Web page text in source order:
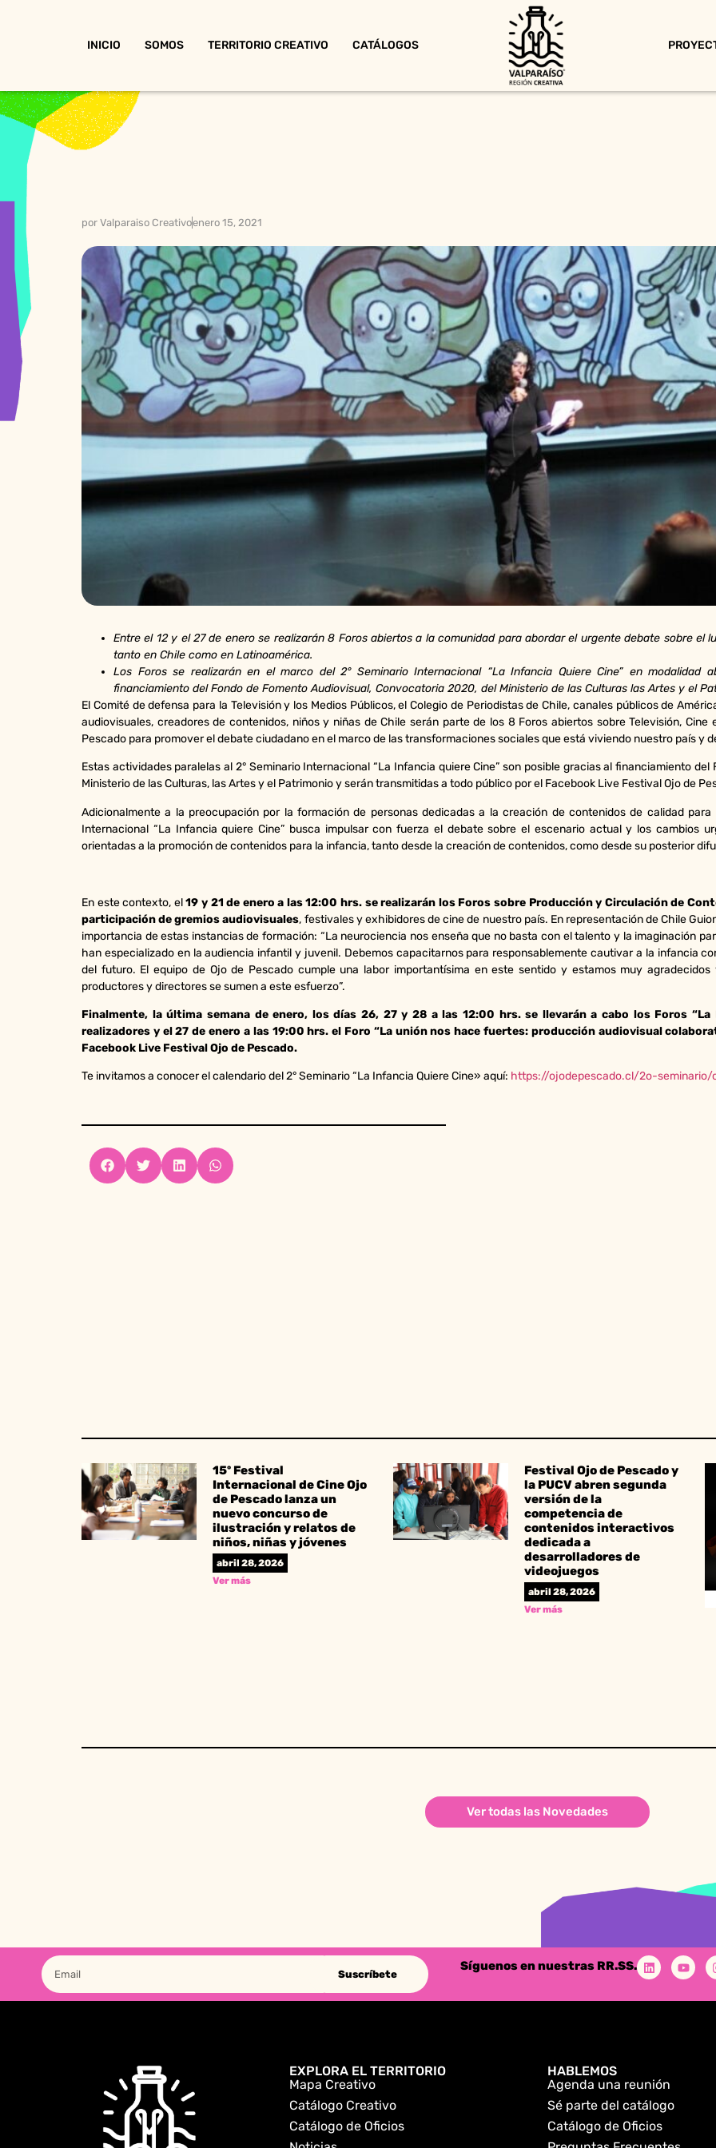
INICIO SOMOS TERRITORIO CREATIVO CATÁLOGOS
por Valparaiso Creativoenero 15, 2021
Entre el 12 y el 27 de enero se realizarán 8 Foros abiertos a la comunidad para abordar el urgente debate sobre el
tanto en Chile como en Latinoamérica.
Los Foros se realizarán en el marco del 2° Seminario Internacional “La Infancia Quiere Cine” en
financiamiento del Fondo de Fomento Audiovisual, Convocatoria 2020, del Ministerio de las Culturas las Artes y el
El Comité de defensa para la Televisión y los Medios Públicos, el Colegio de Periodistas de Chile, canales públicos de
audiovisuales, creadores de contenidos, niños y niñas de Chile serán parte de los 8 Foros abiertos sobre Televisión,
Pescado para promover el debate ciudadano en el marco de las transformaciones sociales que está viviendo nuestro país y
Estas actividades paralelas al 2° Seminario Internacional “La Infancia quiere Cine” son posible gracias al financiamiento
Ministerio de las Culturas, las Artes y el Patrimonio y serán transmitidas a todo público por el Facebook Live Festival Ojo de
Adicionalmente a la preocupación por la formación de personas dedicadas a la creación de contenidos de calidad
Internacional “La Infancia quiere Cine” busca impulsar con fuerza el debate sobre el escenario actual y los cambios
orientadas a la promoción de contenidos para la infancia, tanto desde la creación de contenidos, como desde su posterior
En este contexto, el19 y 21 de enero a las 12:00 hrs. se realizarán los Foros sobre Producción y Circulación de
participación de gremios audiovisuales, festivales y exhibidores de cine de nuestro país. En representación de Chile
importancia de estas instancias de formación: “La neurociencia nos enseña que no basta con el talento y la imaginación
han especializado en la audiencia infantil y juvenil. Debemos capacitarnos para responsablemente cautivar a la infancia
del futuro. El equipo de Ojo de Pescado cumple una labor importantísima en este sentido y estamos muy
productores y directores se sumen a este esfuerzo”.
Finalmente, la última semana de enero, los días 26, 27 y 28 a las 12:00 hrs. se llevarán a cabo los Foros
realizadores y el 27 de enero a las 19:00 hrs. el Foro “La unión nos hace fuertes: producción audiovisual
Facebook Live Festival Ojo de Pescado.
Te invitamos a conocer el calendario del 2° Seminario “La Infancia Quiere Cine» aquí: https://ojodepescado.cl/2o-seminario/
15º Festival
Internacional de Cine Ojo
de Pescado lanza un
nuevo concurso de
ilustración y relatos de
niños, niñas y jóvenes
abril 28, 2026
Ver más
Festival Ojo de Pescado y
la PUCV abren segunda
versión de la
competencia de
contenidos interactivos
dedicada a
desarrolladores de
videojuegos
abril 28, 2026
Ver más
Ver todas las Novedades
Suscríbete
Síguenos en nuestras RR.SS.
EXPLORA EL TERRITORIO
Mapa Creativo
Catálogo Creativo
Catálogo de Oficios
HABLEMOS
Agenda una reunión
Sé parte del catálogo
Catálogo de Oficios